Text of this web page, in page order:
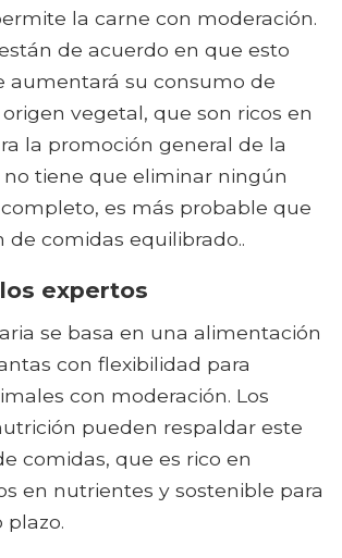
la carne con moderación.
de acuerdo en que esto
aumentará su consumo de
vegetal, que son ricos en
la promoción general de la
no tiene que eliminar ningún
es más probable que
de comidas equilibrado..
expertos
se basa en una alimentación
con flexibilidad para
con moderación. Los
pueden respaldar este
comidas, que es rico en
en nutrientes y sostenible para
plazo.